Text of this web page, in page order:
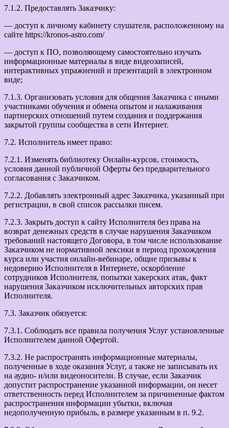
7.1.2. Предоставлять Заказчику:
— доступ к личному кабинету слушателя, расположенному на
сайте https://kronos-astro.com/
— доступ к ПО, позволяющему самостоятельно изучать
информационные материалы в виде видеозаписей,
интерактивных упражнений и презентаций в электронном
виде;
7.1.3. Организовать условия для общения Заказчика с иными
участниками обучения и обмена опытом и налаживания
партнерских отношений путем создания и поддержания
закрытой группы сообщества в сети Интернет.
7.2. Исполнитель имеет право:
7.2.1. Изменять библиотеку Онлайн-курсов, стоимость,
условия данной публичной Оферты без предварительного
согласования с Заказчиком.
7.2.2. Добавлять электронный адрес Заказчика, указанный при
регистрации, в свой список рассылки писем.
7.2.3. Закрыть доступ к сайту Исполнителя без права на
возврат денежных средств в случае нарушения Заказчиком
требований настоящего Договора, в том числе использование
Заказчиком не нормативной лексики в период прохождения
курса или участия онлайн-вебинаре, общие призывы к
недоверию Исполнителя в Интернете, оскорбление
сотрудников Исполнителя, попытки хакерских атак, факт
нарушения Заказчиком исключительных авторских прав
Исполнителя.
7.3. Заказчик обязуется:
7.3.1. Соблюдать все правила получения Услуг установленные
Исполнителем данной Офертой.
7.3.2. Не распространять информационные материалы,
полученные в ходе оказания Услуг, а также не записывать их
на аудио- и/или видеоносители. В случае, если Заказчик
допустит распространение указанной информации, он несет
ответственность перед Исполнителем за причиненные фактом
распространения информации убытки, включая
недополученную прибыль, в размере указанным в п. 9.2.